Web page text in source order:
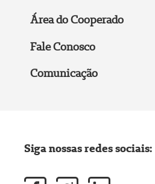
Área do Cooperado
Fale Conosco
Comunicação
Siga nossas redes sociais: